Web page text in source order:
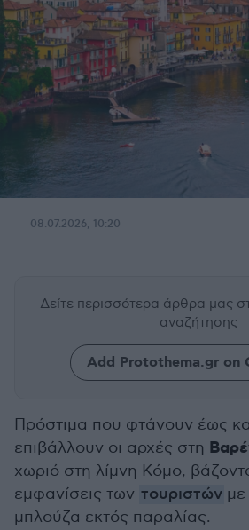
08.07.2026, 10:20
Δείτε περισσότερα άρθρα μας
αναζήτησης
Add Protothema.gr on
Πρόστιμα που φτάνουν έως
επιβάλλουν οι αρχές στη
χωριό στη λίμνη Κόμο,
εμφανίσεις των τουριστών με
μπλούζα εκτός παραλίας.